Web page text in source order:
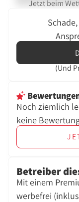
Jetzt beim
(Und
Noch ziemlich
keine
Betreiber
Mit einem
werbefrei